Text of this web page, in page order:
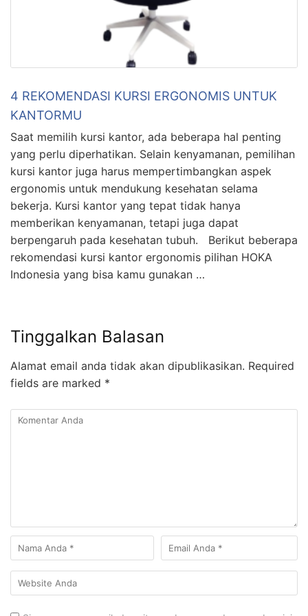
4 REKOMENDASI KURSI ERGONOMIS UNTUK
KANTORMU
Saat memilih kursi kantor, ada beberapa hal penting
yang perlu diperhatikan. Selain kenyamanan, pemilihan
kursi kantor juga harus mempertimbangkan aspek
ergonomis untuk mendukung kesehatan selama
bekerja. Kursi kantor yang tepat tidak hanya
memberikan kenyamanan, tetapi juga dapat
berpengaruh pada kesehatan tubuh. Berikut beberapa
rekomendasi kursi kantor ergonomis pilihan HOKA
Indonesia yang bisa kamu gunakan …
Tinggalkan Balasan
Alamat email anda tidak akan dipublikasikan. Required
fields are marked *